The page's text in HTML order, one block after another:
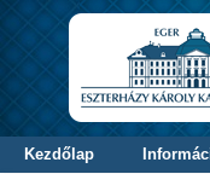
Kezdőlap